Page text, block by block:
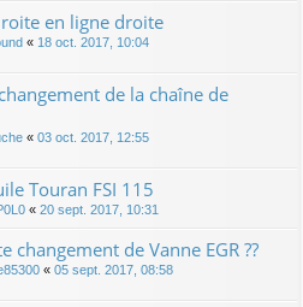
en ligne droite
« 18 oct. 2017, 10:04
de la chaîne de
« 03 oct. 2017, 12:55
Touran FSI 115
« 20 sept. 2017, 10:31
changement de Vanne EGR ??
« 05 sept. 2017, 08:58